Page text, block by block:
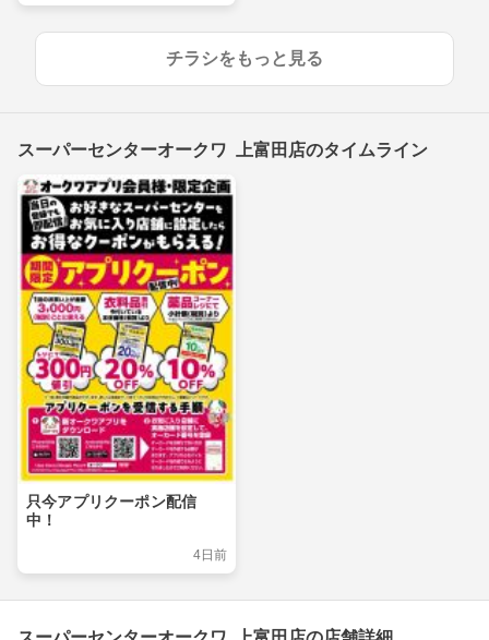
チラシをもっと見る
スーパーセンターオークワ 上富田店のタイムライン
只今アプリクーポン配信
中！
4日前
スーパーセンターオークワ 上富田店の店舗詳細